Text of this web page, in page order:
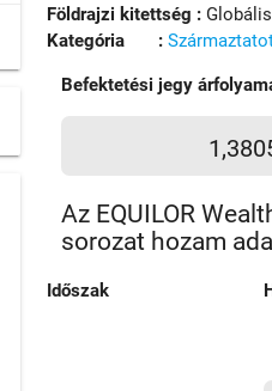
Földrajzi kitettség :Globális
Kategória :
Befektetési jegy
Az EQUILOR
sorozat hozam
Időszak